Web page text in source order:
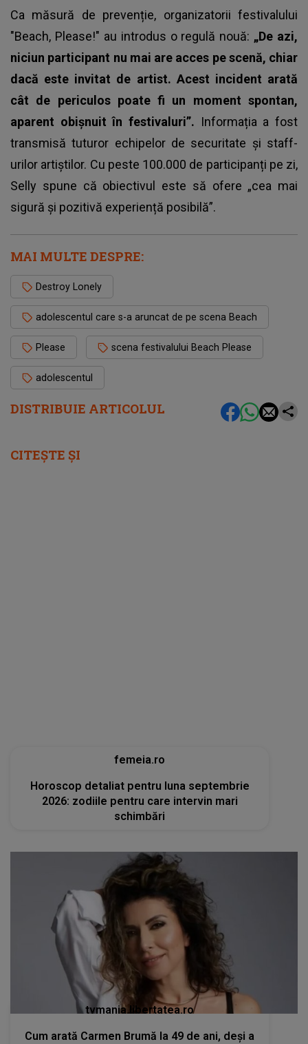
DISTRIBUIE ARTICOLUL
Ca măsură de prevenție, organizatorii festivalului
"Beach, Please!" au introdus o regulă nouă: „De azi,
niciun participant nu mai are acces pe scenă, chiar
dacă este invitat de artist. Acest incident arată
cât de periculos poate fi un moment spontan,
aparent obișnuit în festivaluri”. Informația a fost
transmisă tuturor echipelor de securitate și staff-
urilor artiștilor. Cu peste 100.000 de participanți pe zi,
Selly spune că obiectivul este să ofere „cea mai
sigură și pozitivă experiență posibilă”.
MAI MULTE DESPRE:
Destroy Lonely
adolescentul care s-a aruncat de pe scena Beach
Please scena festivalului Beach Please
adolescentul
CITEȘTE ȘI
femeia.ro
Horoscop detaliat pentru luna septembrie
2026: zodiile pentru care intervin mari
schimbări
tvmania.libertatea.ro
Cum arată Carmen Brumă la 49 de ani, deși a